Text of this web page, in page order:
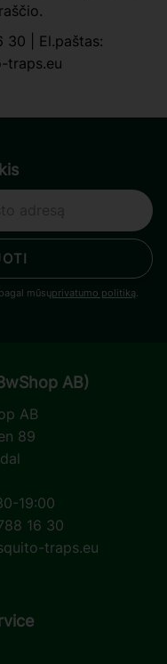
30 | El.paštas:
traps.eu
mūsųprivatumo politiką.
AB)
AB
89
19:00
16 30
traps.eu